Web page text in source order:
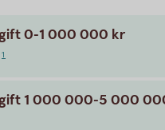
0-1 000 000 kr
1
1 000 000-5 000